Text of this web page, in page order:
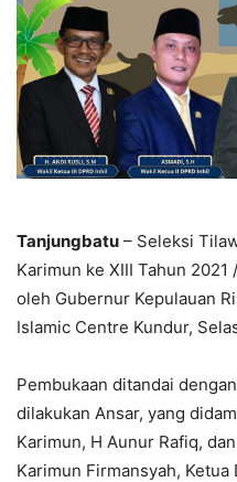
Tanjungbatu – Seleksi
Karimun ke XIII Tahun
oleh Gubernur Kepulauan
Islamic Centre Kundur,
Pembukaan ditandai
dilakukan Ansar, yang
Karimun, H Aunur Rafiq,
Karimun Firmansyah, Ketua